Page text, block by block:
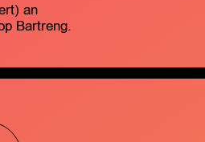
an
Bartreng.